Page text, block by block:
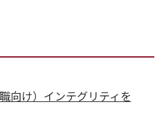
向け）インテグリティを